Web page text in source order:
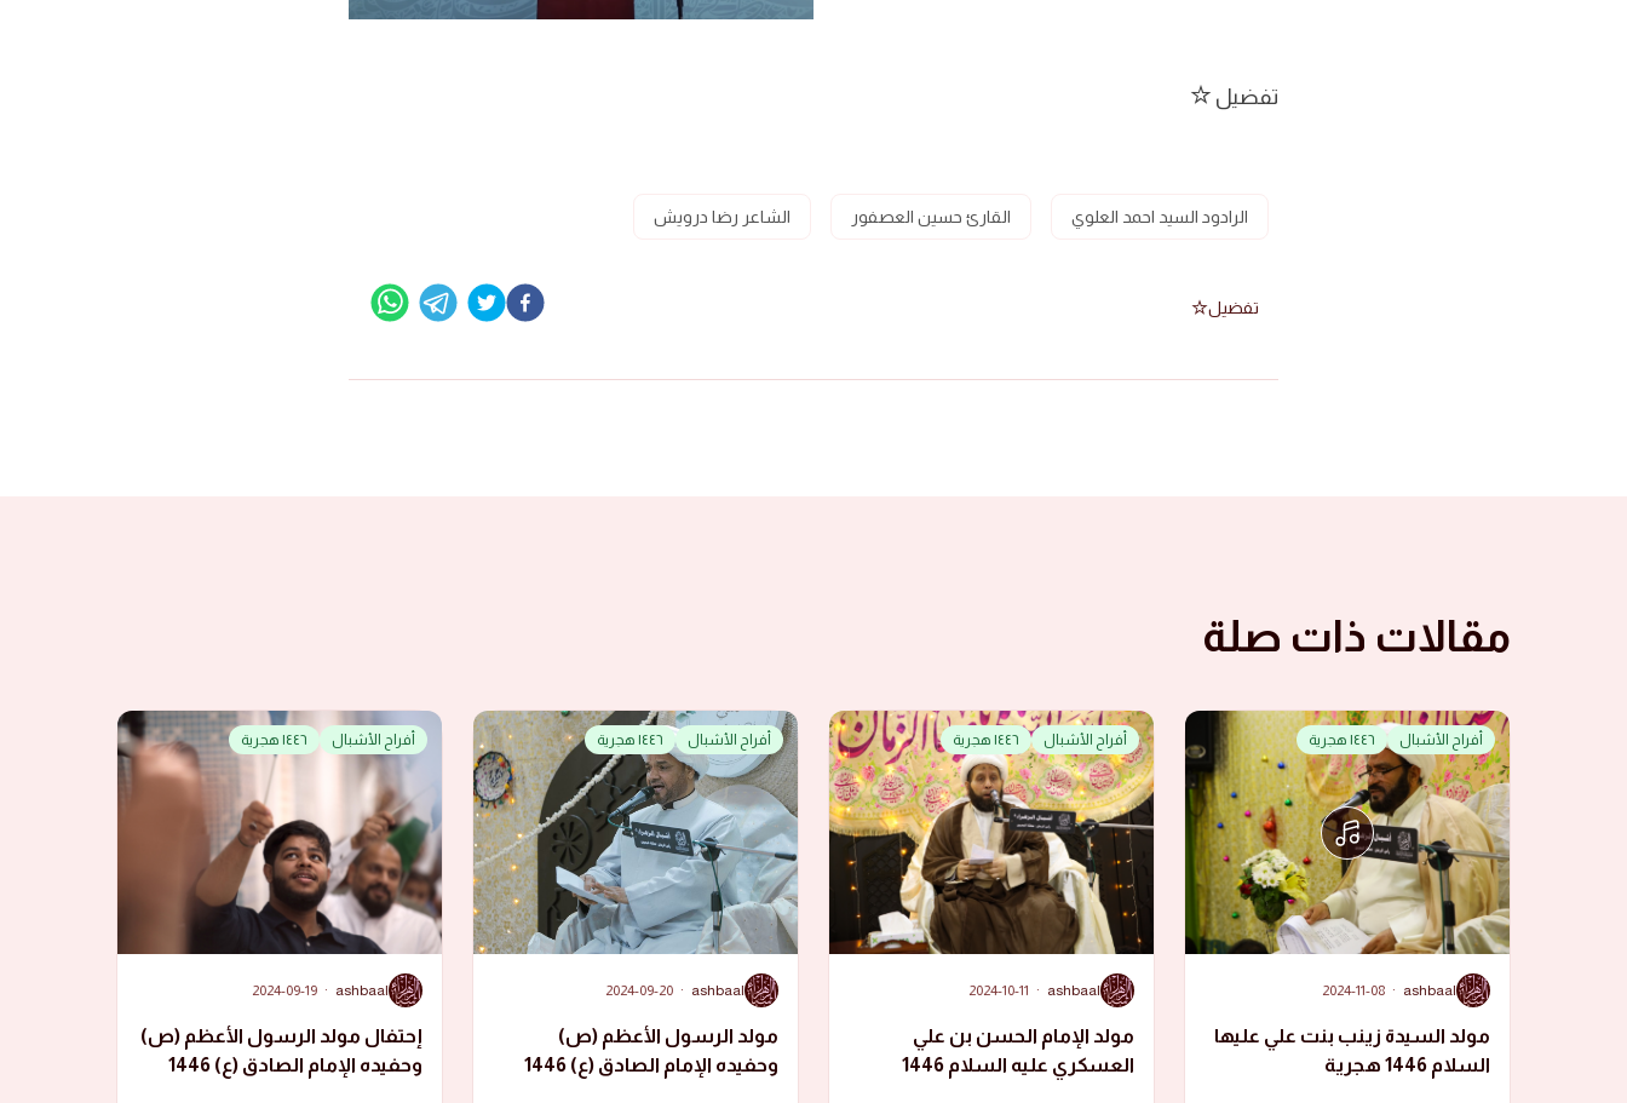
تفضيل
الرادود السيد احمد العلوي القارئ حسين العصفور الشاعر رضا درويش
تفضيل
مقالات ذات صلة
أفراح الأشبال ١٤٤٦ هجرية
A
ashbaal
·
2024-11-08
مولد السيدة زينب بنت علي عليها
السلام 1446 هجرية
أفراح الأشبال ١٤٤٦ هجرية
A
ashbaal
·
2024-10-11
مولد الإمام الحسن بن علي
العسكري عليه السلام 1446
أفراح الأشبال ١٤٤٦ هجرية
A
ashbaal
·
2024-09-20
مولد الرسول الأعظم (ص)
وحفيده الإمام الصادق (ع) 1446
أفراح الأشبال ١٤٤٦ هجرية
A
ashbaal
·
2024-09-19
إحتفال مولد الرسول الأعظم (ص)
وحفيده الإمام الصادق (ع) 1446